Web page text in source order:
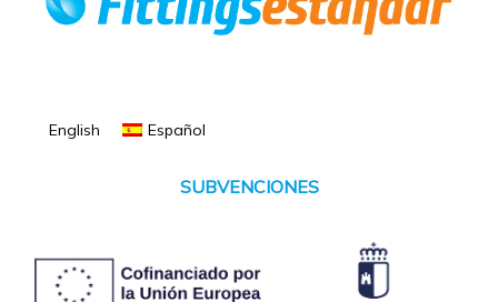
English Español
SUBVENCIONES